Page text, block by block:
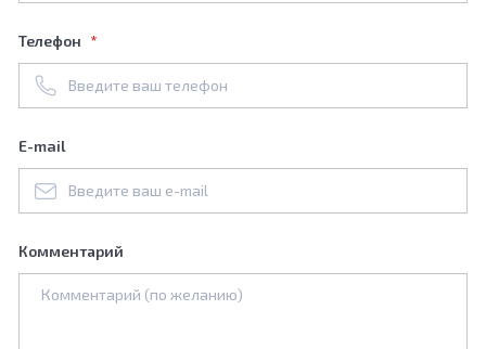
Телефон
E-mail
Комментарий